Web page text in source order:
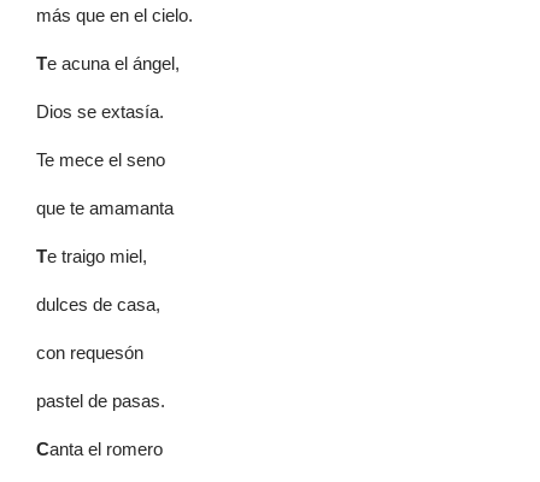
más que en el cielo.
Te acuna el ángel,
Dios se extasía.
Te mece el seno
que te amamanta
Te traigo miel,
dulces de casa,
con requesón
pastel de pasas.
Canta el romero